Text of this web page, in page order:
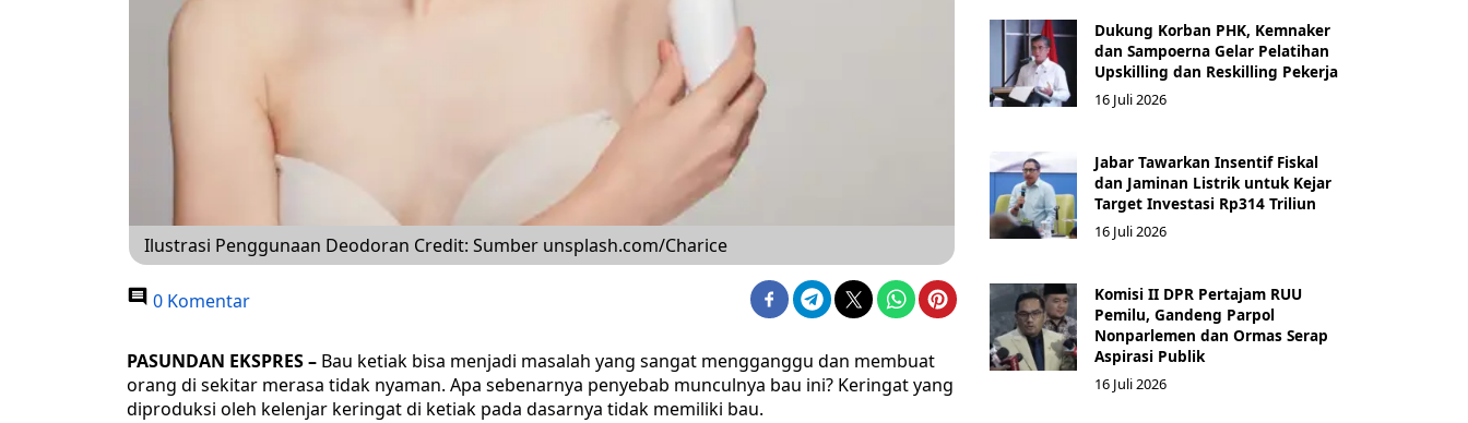
Ilustrasi Penggunaan Deodoran Credit: Sumber unsplash.com/Charice
0 Komentar
PASUNDAN EKSPRES – Bau ketiak bisa menjadi masalah yang sangat mengganggu dan membuat
orang di sekitar merasa tidak nyaman. Apa sebenarnya penyebab munculnya bau ini? Keringat yang
diproduksi oleh kelenjar keringat di ketiak pada dasarnya tidak memiliki bau.
Dukung Korban PHK, Kemnaker
dan Sampoerna Gelar Pelatihan
Upskilling dan Reskilling Pekerja
16 Juli 2026
Jabar Tawarkan Insentif Fiskal
dan Jaminan Listrik untuk Kejar
Target Investasi Rp314 Triliun
16 Juli 2026
Komisi II DPR Pertajam RUU
Pemilu, Gandeng Parpol
Nonparlemen dan Ormas Serap
Aspirasi Publik
16 Juli 2026